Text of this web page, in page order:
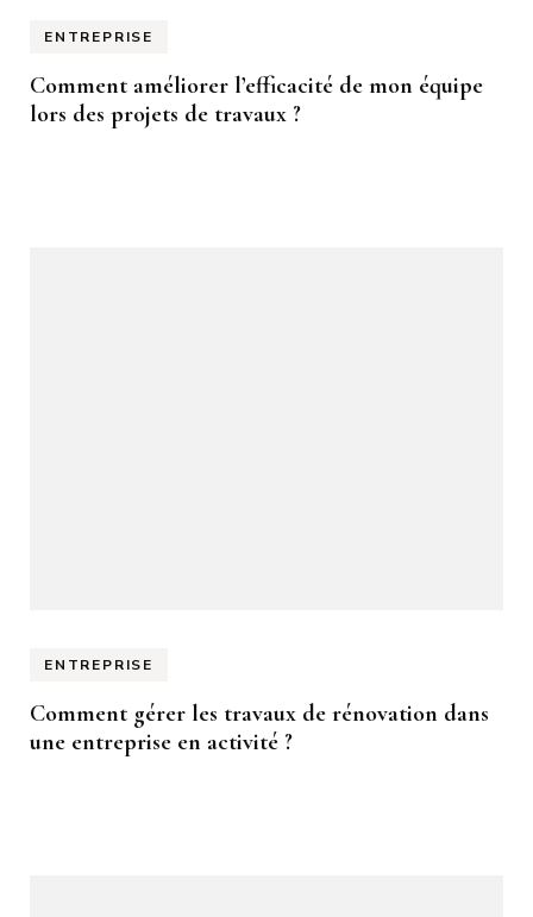
ENTREPRISE
Comment améliorer l’efficacité de mon équipe
lors des projets de travaux ?
ENTREPRISE
Comment gérer les travaux de rénovation dans
une entreprise en activité ?